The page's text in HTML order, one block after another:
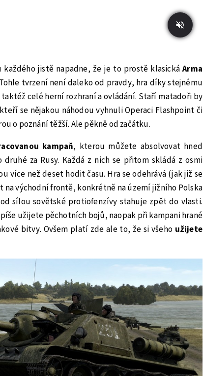
jistě napadne, že je to prostě klasickáArma
tvrzení není daleko od pravdy, hra díky stejnému
celé herní rozhraní a ovládání. Staří matadoři by
se nějakou náhodou vyhnuli Operaci Flashpoint či
o poznání těžší. Ale pěkně od začátku.
kampaň, kterou můžete absolvovat hned
za Rusy. Každá z nich se přitom skládá z osmi
více než deset hodit času. Hra se odehrává (jak již se
východní frontě, konkrétně na území jižního Polska
sílou sovětské protiofenzívy stahuje zpět do vlasti.
užijete pěchotních bojů, naopak při kampani hrané
bitvy. Ovšem platí zde ale to, že si všeho užijete